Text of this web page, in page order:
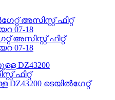
അസിസ്റ്റ് ഫിറ്റ്
07-18
ടെയിൽഗേറ്റ്